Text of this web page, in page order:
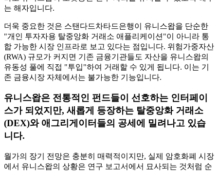
는 해자입니다.
더욱 중요한 것은 스탠다드차타드은행이 유니스왑을 단순한
"개인 투자자용 탈중앙화 거래소 애플리케이션"이 아니라 통
합 가능한 시장 인프라로 보고 있다는 점입니다. 위험가중자산
(RWA) 규모가 커지면 기존 금융기관들도 자산을 유니스왑의
유동성 풀에 직접 "투입"하여 거래할 수 있게 됩니다. 이는 기
존 금융시장 자체에서는 불가능한 기능입니다.
유니스왑은 전통적인 펀드들이 선호하는 인터페이
스가 되었지만, 새롭게 등장하는 탈중앙화 거래소
(DEX)와 애그리게이터들의 공세에 밀려나고 있습
니다.
월가의 장기 전망은 충분히 매력적이지만, 실제 암호화폐 시장
에서 유니스왑의 상황은 연구 보고서에서 묘사되는 것처럼 순